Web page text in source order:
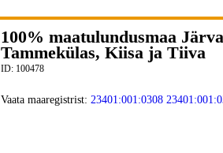
100% maatulundusmaa
Tammekülas, Kiisa ja Tiiva
ID: 100478
Vaata maaregistrist: 23401:001:0308